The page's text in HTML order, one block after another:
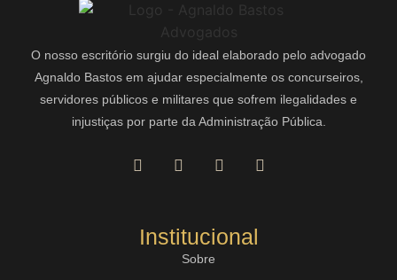
O nosso escritório surgiu do ideal elaborado pelo advogado
Agnaldo Bastos em ajudar especialmente os concurseiros,
servidores públicos e militares que sofrem ilegalidades e
injustiças por parte da Administração Pública.
Institucional
Sobre